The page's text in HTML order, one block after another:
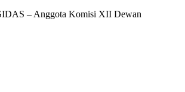
– Anggota Komisi XII Dewan